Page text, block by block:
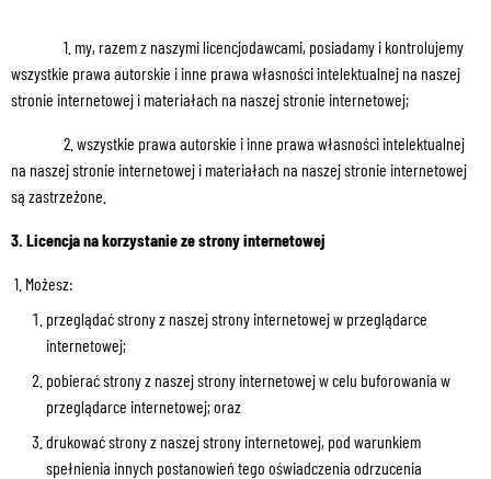
1. my, razem z naszymi licencjodawcami, posiadamy i kontrolujemy
wszystkie prawa autorskie i inne prawa własności intelektualnej na naszej
stronie internetowej i materiałach na naszej stronie internetowej;
2. wszystkie prawa autorskie i inne prawa własności intelektualnej
na naszej stronie internetowej i materiałach na naszej stronie internetowej
są zastrzeżone.
3. Licencja na korzystanie ze strony internetowej
1. Możesz:
przeglądać strony z naszej strony internetowej w przeglądarce
internetowej;
pobierać strony z naszej strony internetowej w celu buforowania w
przeglądarce internetowej; oraz
drukować strony z naszej strony internetowej, pod warunkiem
spełnienia innych postanowień tego oświadczenia odrzucenia